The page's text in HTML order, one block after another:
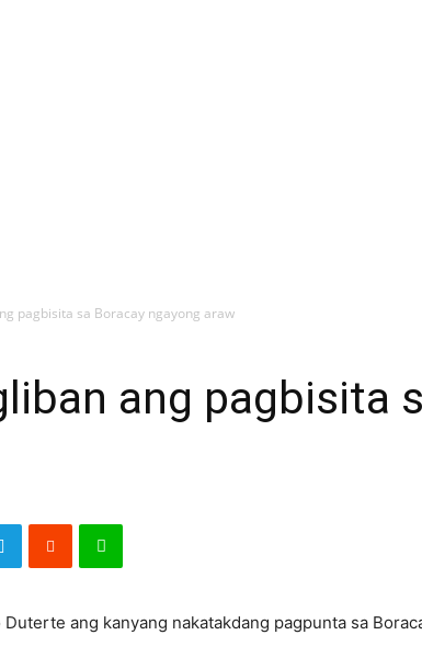
pagbisita sa Boracay ngayong araw
ang pagbisita
ang kanyang nakatakdang pagpunta sa